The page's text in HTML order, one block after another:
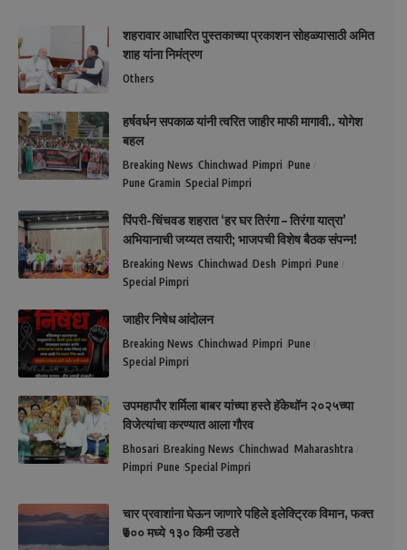
शहरावार आधारित पुस्तकाच्या प्रकाशन सोहळ्यासाठी अमित
शाह यांना निमंत्रण
Others
हर्षवर्धन सपकाळ यांनी त्वरित जाहीर माफी मागावी.. योगेश
बहल
Breaking News Chinchwad Pimpri Pune
Pune Gramin Special Pimpri
पिंपरी-चिंचवड शहरात ‘हर घर तिरंगा – तिरंगा यात्रा’
अभियानाची जय्यत तयारी; भाजपची विशेष बैठक संपन्न!
Breaking News Chinchwad Desh Pimpri Pune
Special Pimpri
जाहीर निषेध आंदोलन
Breaking News Chinchwad Pimpri Pune
Special Pimpri
उपमहापौर शर्मिला बाबर यांच्या हस्ते हॅकेथॉन २०२५च्या
विजेत्यांचा करण्यात आला गौरव
Bhosari Breaking News Chinchwad Maharashtra
Pimpri Pune Special Pimpri
चार प्रवाशांना घेऊन जाणारे पहिले इलेक्ट्रिक विमान, फक्त
₹७०० मध्ये १३० किमी उडते